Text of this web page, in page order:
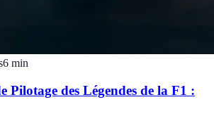
6 min
Pilotage des Légendes de la F1 :